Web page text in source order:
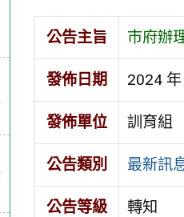
公告主旨 市府辦
發佈日期 2024
發佈單位 訓育組
公告類別 最新訊
公告等級 轉知